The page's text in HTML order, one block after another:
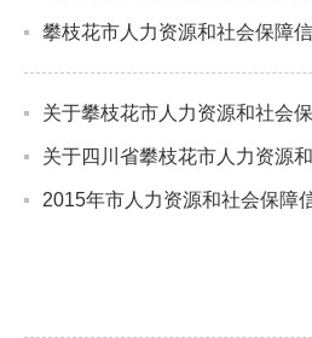
攀枝花市人力资源和社会保障
关于攀枝花市人力资源和社会
关于四川省攀枝花市人力资源
2015年市人力资源和社会保障